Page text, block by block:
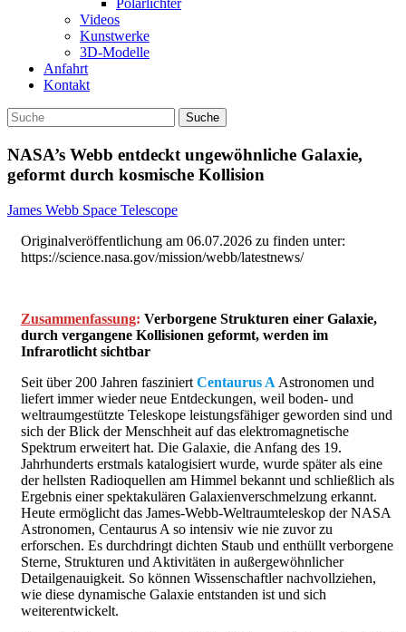
Polarlichter
Videos
Kunstwerke
3D-Modelle
Anfahrt
Kontakt
NASA’s Webb entdeckt ungewöhnliche Galaxie,
geformt durch kosmische Kollision
James Webb Space Telescope
Originalveröffentlichung am 06.07.2026 zu finden unter:
https://science.nasa.gov/mission/webb/latestnews/
Zusammenfassung: Verborgene Strukturen einer Galaxie,
durch vergangene Kollisionen geformt, werden im
Infrarotlicht sichtbar
Seit über 200 Jahren fasziniert Centaurus A Astronomen und
liefert immer wieder neue Entdeckungen, weil boden- und
weltraumgestützte Teleskope leistungsfähiger geworden sind und
sich der Blick der Menschheit auf das elektromagnetische
Spektrum erweitert hat. Die Galaxie, die Anfang des 19.
Jahrhunderts erstmals katalogisiert wurde, wurde später als eine
der hellsten Radioquellen am Himmel bekannt und schließlich als
Ergebnis einer spektakulären Galaxienverschmelzung erkannt.
Heute ermöglicht das James-Webb-Weltraumteleskop der NASA
Astronomen, Centaurus A so intensiv wie nie zuvor zu
erforschen. Es durchdringt dichten Staub und enthüllt verborgene
Sterne, Strukturen und Aktivitäten in außergewöhnlicher
Detailgenauigkeit. So können Wissenschaftler nachvollziehen,
wie diese dynamische Galaxie entstanden ist und sich
weiterentwickelt.